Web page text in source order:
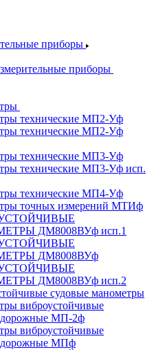
приборы
приборы
технические МП2-Уф
технические МП2-Уф
технические МП3-Уф
технические МП3-Уф исп.
технические МП4-Уф
точных измерений МТИф
ДМ8008ВУф исп.1
ДМ8008ВУф
ДМ8008ВУф исп.2
судовые манометры
виброустойчивые
МП-2ф
виброустойчивые
МПф